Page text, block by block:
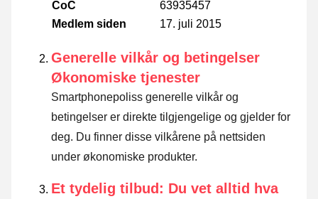
CoC
63935457
Medlem siden
17. juli 2015
Generelle vilkår og betingelser
Økonomiske tjenester
Smartphonepoliss generelle vilkår og
betingelser er direkte tilgjengelige og gjelder for
deg. Du finner disse vilkårene på nettsiden
under økonomiske produkter.
Et tydelig tilbud: Du vet alltid hva